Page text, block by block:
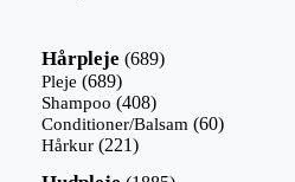
Hårpleje 689689
Pleje 689689
varer
Shampoo 408408
varer
Conditioner/Balsam 6060
Hårkur 221221